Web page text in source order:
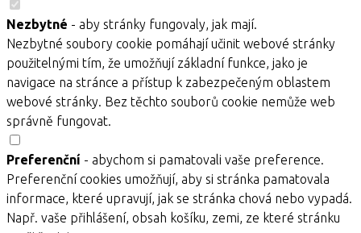
Nezbytné - aby stránky fungovaly, jak mají.
Nezbytné soubory cookie pomáhají učinit webové stránky
použitelnými tím, že umožňují základní funkce, jako je
navigace na stránce a přístup k zabezpečeným oblastem
webové stránky. Bez těchto souborů cookie nemůže web
správně fungovat.
Preferenční - abychom si pamatovali vaše preference.
Preferenční cookies umožňují, aby si stránka pamatovala
informace, které upravují, jak se stránka chová nebo vypadá.
Např. vaše přihlášení, obsah košíku, zemi, ze které stránku